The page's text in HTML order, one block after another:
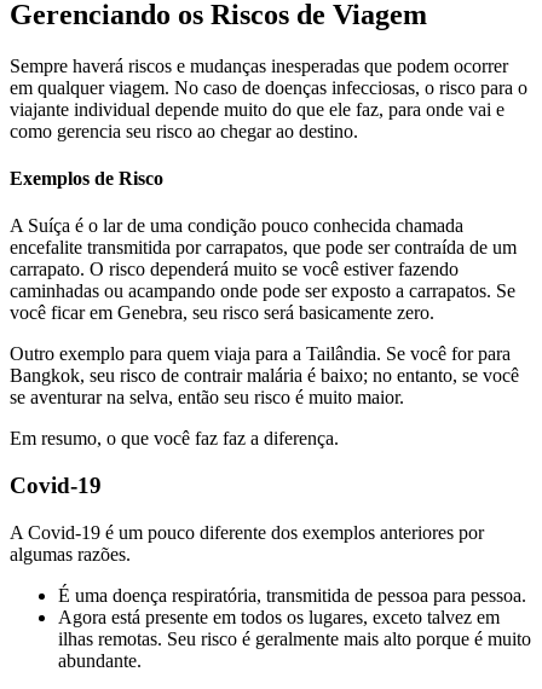
Gerenciando os Riscos de Viagem
Sempre haverá riscos e mudanças inesperadas que podem ocorrer
em qualquer viagem. No caso de doenças infecciosas, o risco para o
viajante individual depende muito do que ele faz, para onde vai e
como gerencia seu risco ao chegar ao destino.
Exemplos de Risco
A Suíça é o lar de uma condição pouco conhecida chamada
encefalite transmitida por carrapatos, que pode ser contraída de um
carrapato. O risco dependerá muito se você estiver fazendo
caminhadas ou acampando onde pode ser exposto a carrapatos. Se
você ficar em Genebra, seu risco será basicamente zero.
Outro exemplo para quem viaja para a Tailândia. Se você for para
Bangkok, seu risco de contrair malária é baixo; no entanto, se você
se aventurar na selva, então seu risco é muito maior.
Em resumo, o que você faz faz a diferença.
Covid-19
A Covid-19 é um pouco diferente dos exemplos anteriores por
algumas razões.
É uma doença respiratória, transmitida de pessoa para pessoa.
Agora está presente em todos os lugares, exceto talvez em
ilhas remotas. Seu risco é geralmente mais alto porque é muito
abundante.